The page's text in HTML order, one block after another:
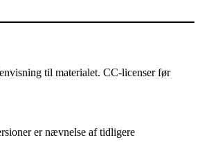
til materialet. CC-licenser før
er nævnelse af tidligere